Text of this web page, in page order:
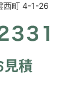
町 4-1-26